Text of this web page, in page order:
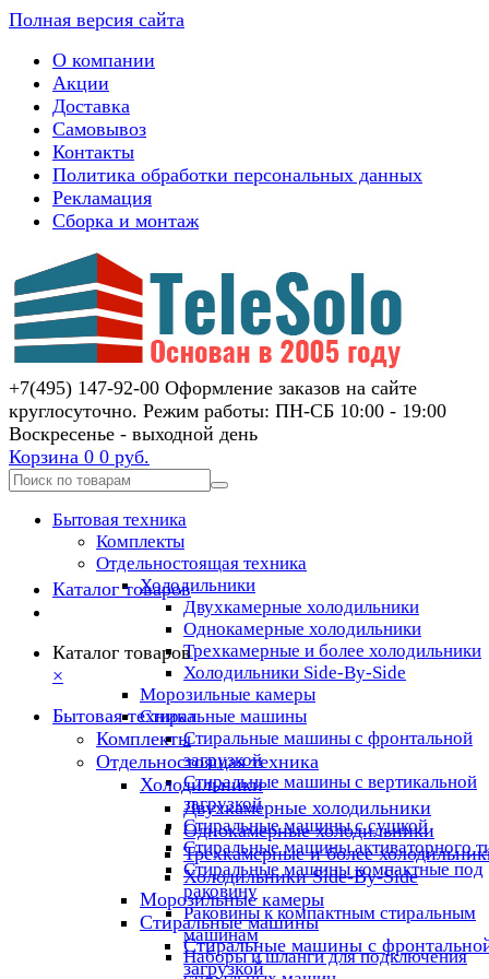
Полная версия сайта
О компании
Акции
Доставка
Самовывоз
Контакты
Политика обработки персональных данных
Рекламация
Сборка и монтаж
+7(495) 147-92-00 Оформление заказов на сайте
круглосуточно. Режим работы: ПН-СБ 10:00 - 19:00
Воскресенье - выходной день
Корзина 0 0 руб.
Бытовая техника
Комплекты
Отдельностоящая техника
Холодильники
Двухкамерные холодильники
Однокамерные холодильники
Трехкамерные и более холодильники
Холодильники Side-By-Side
Морозильные камеры
Стиральные машины
Стиральные машины с фронтальной
загрузкой
Стиральные машины с вертикальной
загрузкой
Стиральные машины с сушкой
Стиральные машины активаторного
Стиральные машины компактные под
раковину
Раковины к компактным стиральным
машинам
Наборы и шланги для подключения
Каталог товаров
Каталог товаров
×
Бытовая техника
Комплекты
Отдельностоящая техника
Холодильники
Двухкамерные холодильники
Однокамерные холодильники
Трехкамерные и более
Холодильники Side-By-Side
Морозильные камеры
Стиральные машины
Стиральные машины с
загрузкой